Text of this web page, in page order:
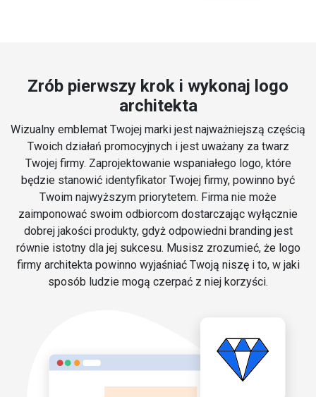
Zrób pierwszy krok i wykonaj logo
architekta
Wizualny emblemat Twojej marki jest najważniejszą częścią
Twoich działań promocyjnych i jest uważany za twarz
Twojej firmy. Zaprojektowanie wspaniałego logo, które
będzie stanowić identyfikator Twojej firmy, powinno być
Twoim najwyższym priorytetem. Firma nie może
zaimponować swoim odbiorcom dostarczając wyłącznie
dobrej jakości produkty, gdyż odpowiedni branding jest
równie istotny dla jej sukcesu. Musisz zrozumieć, że logo
firmy architekta powinno wyjaśniać Twoją niszę i to, w jaki
sposób ludzie mogą czerpać z niej korzyści.